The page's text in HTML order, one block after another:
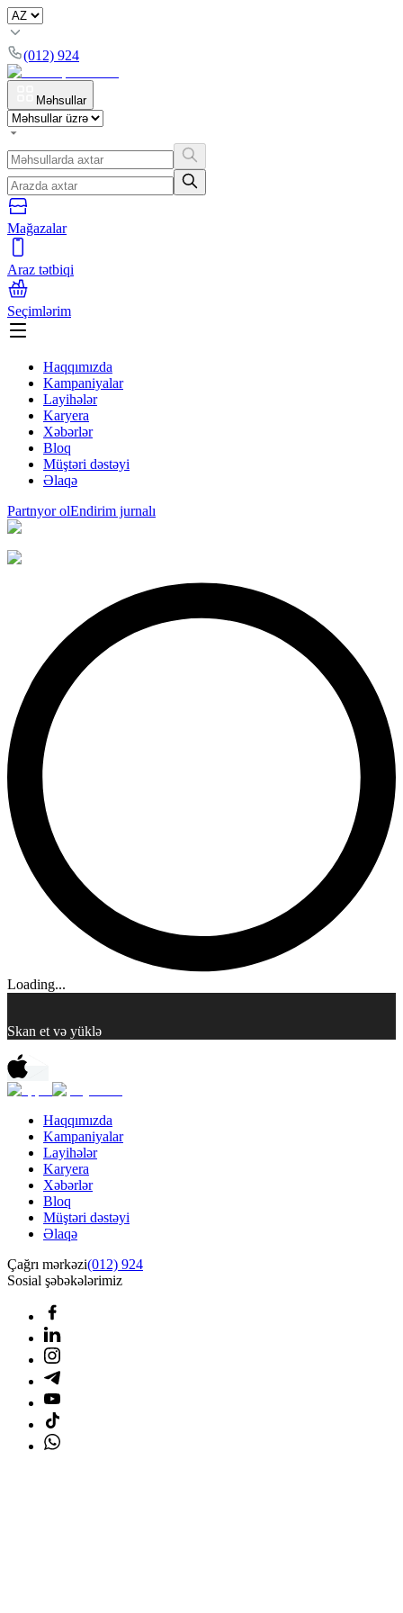
(012) 924
Məhsullar
Mağazalar
Araz tətbiqi
Seçimlərim
Haqqımızda
Kampaniyalar
Layihələr
Karyera
Xəbərlər
Bloq
Müştəri dəstəyi
Əlaqə
Partnyor olEndirim jurnalı
Loading...
Skan et və yüklə
Haqqımızda
Kampaniyalar
Layihələr
Karyera
Xəbərlər
Bloq
Müştəri dəstəyi
Əlaqə
Çağrı mərkəzi(012) 924
Sosial şəbəkələrimiz